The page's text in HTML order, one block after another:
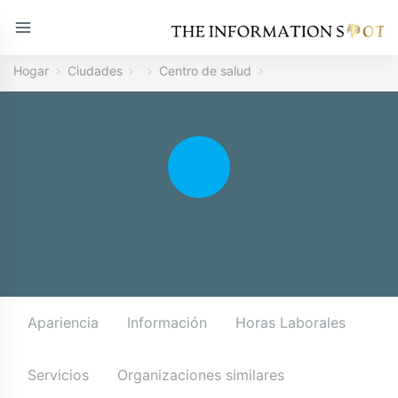
Hogar Ciudades Centro de salud
Apariencia Información Horas Laborales
Servicios Organizaciones similares